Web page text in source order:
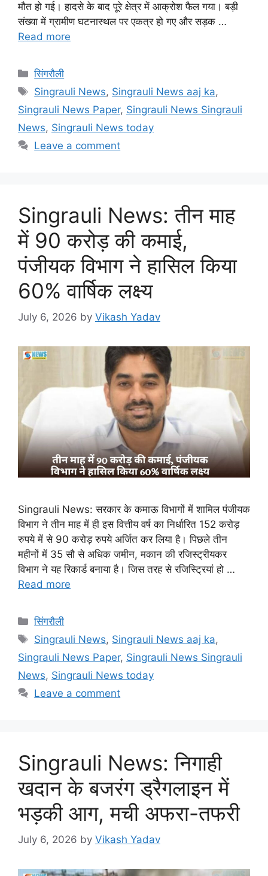
मौत हो गई। हादसे के बाद पूरे क्षेत्र में आक्रोश फैल गया। बड़ी
संख्या में ग्रामीण घटनास्थल पर एकत्र हो गए और सड़क …
Read more
Categories
सिंगरौली
Tags
Singrauli News, Singrauli News aaj ka,
Singrauli News Paper, Singrauli News Singrauli
News, Singrauli News today
Leave a comment
Singrauli News: तीन माह
में 90 करोड़ की कमाई,
पंजीयक विभाग ने हासिल किया
60% वार्षिक लक्ष्य
July 6, 2026 by Vikash Yadav
Singrauli News: सरकार के कमाऊ विभागों में शामिल पंजीयक
विभाग ने तीन माह में ही इस वित्तीय वर्ष का निर्धारित 152 करोड़
रुपये में से 90 करोड़ रुपये अर्जित कर लिया है। पिछले तीन
महीनों में 35 सौ से अधिक जमीन, मकान की रजिस्ट्रीयकर
विभाग ने यह रिकार्ड बनाया है। जिस तरह से रजिस्ट्रियां हो …
Read more
Categories
सिंगरौली
Tags
Singrauli News, Singrauli News aaj ka,
Singrauli News Paper, Singrauli News Singrauli
News, Singrauli News today
Leave a comment
Singrauli News: निगाही
खदान के बजरंग ड्रैगलाइन में
भड़की आग, मची अफरा-तफरी
July 6, 2026 by Vikash Yadav